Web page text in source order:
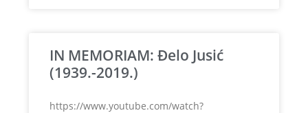
IN MEMORIAM: Đelo Jusić
(1939.-2019.)
https://www.youtube.com/watch?